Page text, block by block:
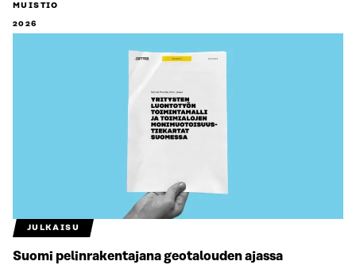
MUISTIO
2026
JULKAISU
Suomi pelinrakentajana geotalouden ajassa